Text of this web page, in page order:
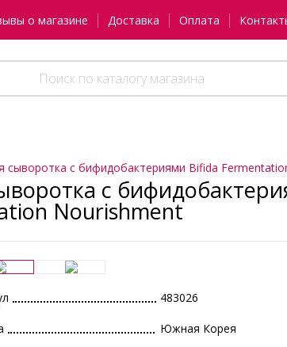
о магазине Доставка Оплата
сыворотка с бифидобактериями Bifida
с
Nourishment
483026
Южная Корея